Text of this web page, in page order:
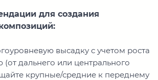
для создания
высадку с учетом роста
дальнего или центрального
крупные/средние к переднему